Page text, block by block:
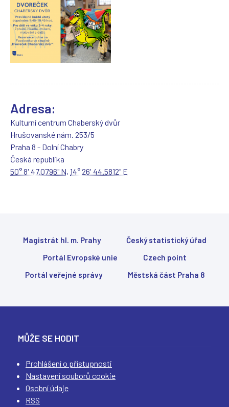
( (
Adresa:
Kulturní centrum Chaberský dvůr
Hrušovanské nám. 253/5
Praha 8 - Dolní Chabry
Česká republika
50° 8' 47.0796" N, 14° 26' 44.5812" E
Magistrát hl. m. Prahy
Český statistický úřad
Portál Evropské unie
Czech point
Portál veřejné správy
Městská část Praha 8
MŮŽE SE HODIT
Prohlášení o přístupnosti
Nastavení souborů cookie
Osobní údaje
RSS